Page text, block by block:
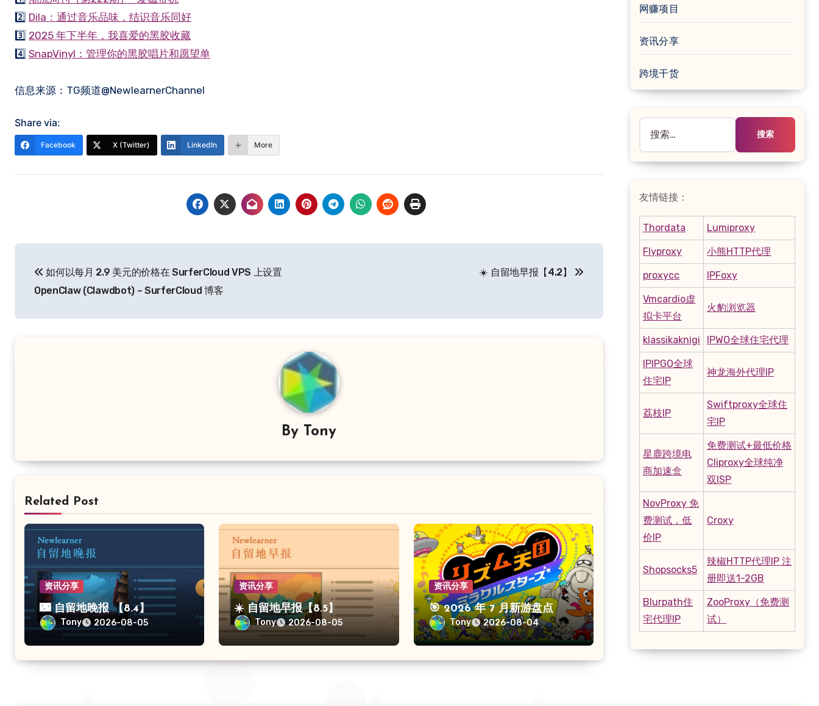
2️⃣ Dila：通过音乐品味，结识音乐同好
3️⃣ 2025 年下半年，我喜爱的黑胶收藏
4️⃣ SnapVinyl：管理你的黑胶唱片和愿望单
信息来源：TG频道@NewlearnerChannel
Share via:
Facebook X (Twitter) LinkedIn More
如何以每月 2.9 美元的价格在 SurferCloud VPS 上设置
OpenClaw (Clawdbot) – SurferCloud 博客
☀️ 自留地早报【4.2】
By Tony
Related Post
资讯分享
🌃 自留地晚报 【8.4】
Tony 2026-08-05
资讯分享
☀️ 自留地早报【8.5】
Tony 2026-08-05
资讯分享
🎯 2026 年 7 月新游盘点
Tony 2026-08-04
网赚项目
资讯分享
跨境干货
索：
友情链接：
Thordata Lumiproxy
Flyproxy 小熊HTTP代理
proxycc IPFoxy
Vmcardio虚
拟卡平台
火豹浏览器
klassikaknigi IPWO全球住宅代理
IPIPGO全球
住宅IP
神龙海外代理IP
荔枝IP
Swiftproxy全球住
宅IP
星鹿跨境电
商加速盒
免费测试+最低价格
Cliproxy全球纯净
双ISP
NovProxy 免
费测试，低
价IP
Croxy
Shopsocks5
辣椒HTTP代理IP 注
册即送1-2GB
Blurpath住
宅代理IP
ZooProxy（免费测
试）